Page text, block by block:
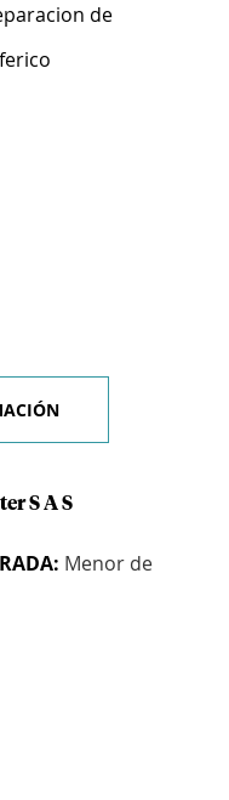
de
S A S
Menor de